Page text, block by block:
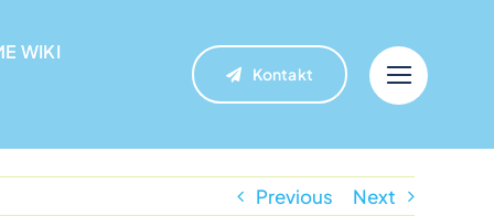
WIKI
Kontakt
WIKI
Kontakt
Previous Next